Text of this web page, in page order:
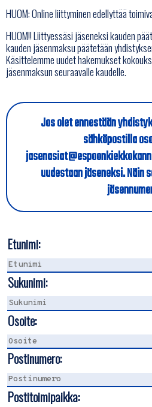
HUOM: Online liittyminen edellyttää
HUOM!! Liittyessäsi jäseneksi kauden
kauden jäsenmaksu päätetään
Käsittelemme uudet hakemukset
jäsenmaksun seuraavalle kaudelle.
Jos olet ennestään
sähköpostilla
uudestaan jäseneksi. Näin
Etunimi:
Sukunimi:
Osoite:
Postinumero:
Postitoimipaikka: